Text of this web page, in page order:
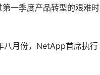
一季度产品转型的艰难时
月份，NetApp首席执行